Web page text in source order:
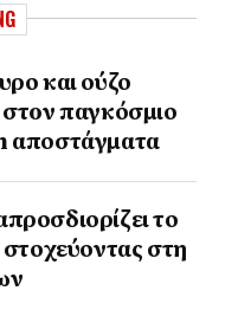
και ούζο
παγκόσμιο
αποστάγματα
το
στη